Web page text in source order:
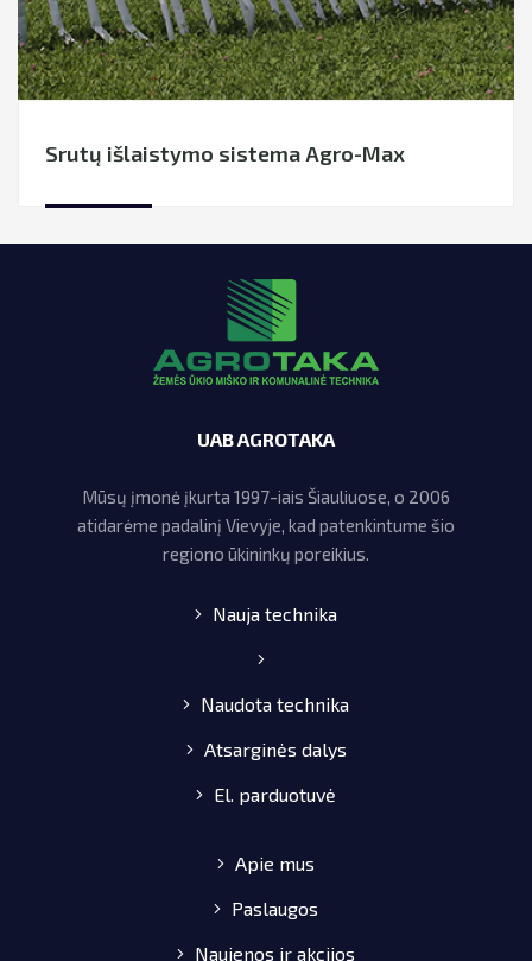
Srutų išlaistymo sistema Agro-Max
UAB AGROTAKA
Mūsų įmonė įkurta 1997-iais Šiauliuose, o 2006
atidarėme padalinį Vievyje, kad patenkintume šio
regiono ūkininkų poreikius.
Nauja technika
Naudota technika
Atsarginės dalys
El. parduotuvė
Apie mus
Paslaugos
Naujenos ir akcijos